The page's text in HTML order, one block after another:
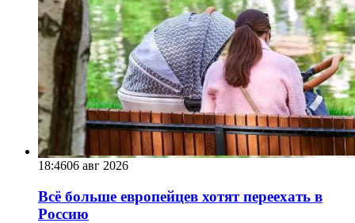
18:4606 авг 2026
Всё больше европейцев хотят переехать в
Россию